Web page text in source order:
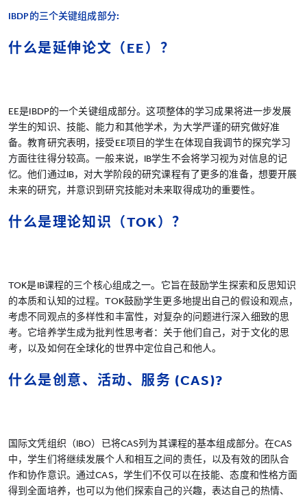
IBDP的三个关键组成部分:
什么是延伸论文（EE）？
EE是IBDP的一个关键组成部分。这项整体的学习成果将进一步发展
学生的知识、技能、能力和其他学术，为大学严谨的研究做好准
备。教育研究表明，接受EE项目的学生在体现自我调节的探究学习
方面往往得分较高。一般来说，IB学生不会将学习视为对信息的记
忆。他们通过IB，对大学阶段的研究课程有了更多的准备，想要开展
未来的研究，并意识到研究技能对未来取得成功的重要性。
什么是理论知识（TOK）？
TOK是IB课程的三个核心组成之一。它旨在鼓励学生探索和反思知识
的本质和认知的过程。TOK鼓励学生更多地提出自己的假设和观点，
考虑不同观点的多样性和丰富性，对复杂的问题进行深入细致的思
考。它培养学生成为批判性思考者：关于他们自己，对于文化的思
考，以及如何在全球化的世界中定位自己和他人。
什么是创意、活动、服务 (CAS)?
国际文凭组织（IBO）已将CAS列为其课程的基本组成部分。在CAS
中，学生们将继续发展个人和相互之间的责任，以及有效的团队合
作和协作意识。通过CAS，学生们不仅可以在技能、态度和性格方面
得到全面培养，也可以为他们探索自己的兴趣，表达自己的热情、